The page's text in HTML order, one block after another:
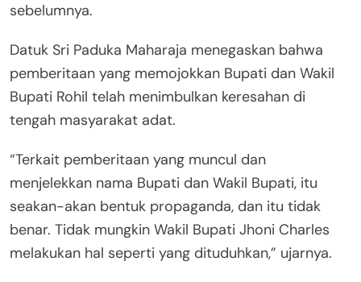
sebelumnya.
Datuk Sri Paduka Maharaja menegaskan bahwa
pemberitaan yang memojokkan Bupati dan Wakil
Bupati Rohil telah menimbulkan keresahan di
tengah masyarakat adat.
“Terkait pemberitaan yang muncul dan
menjelekkan nama Bupati dan Wakil Bupati, itu
seakan-akan bentuk propaganda, dan itu tidak
benar. Tidak mungkin Wakil Bupati Jhoni Charles
melakukan hal seperti yang dituduhkan,” ujarnya.